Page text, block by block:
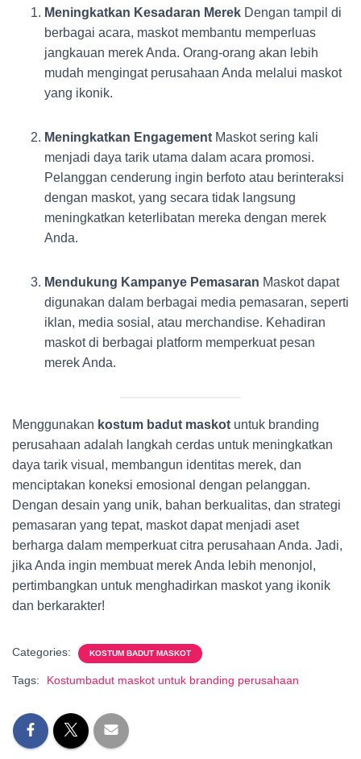
Meningkatkan Kesadaran Merek Dengan tampil di
berbagai acara, maskot membantu memperluas
jangkauan merek Anda. Orang-orang akan lebih
mudah mengingat perusahaan Anda melalui maskot
yang ikonik.
Meningkatkan Engagement Maskot sering kali
menjadi daya tarik utama dalam acara promosi.
Pelanggan cenderung ingin berfoto atau berinteraksi
dengan maskot, yang secara tidak langsung
meningkatkan keterlibatan mereka dengan merek
Anda.
Mendukung Kampanye Pemasaran Maskot dapat
digunakan dalam berbagai media pemasaran, seperti
iklan, media sosial, atau merchandise. Kehadiran
maskot di berbagai platform memperkuat pesan
merek Anda.
Menggunakan kostum badut maskot untuk branding
perusahaan adalah langkah cerdas untuk meningkatkan
daya tarik visual, membangun identitas merek, dan
menciptakan koneksi emosional dengan pelanggan.
Dengan desain yang unik, bahan berkualitas, dan strategi
pemasaran yang tepat, maskot dapat menjadi aset
berharga dalam memperkuat citra perusahaan Anda. Jadi,
jika Anda ingin membuat merek Anda lebih menonjol,
pertimbangkan untuk menghadirkan maskot yang ikonik
dan berkarakter!
Categories: KOSTUM BADUT MASKOT
Tags: Kostumbadut maskot untuk branding perusahaan